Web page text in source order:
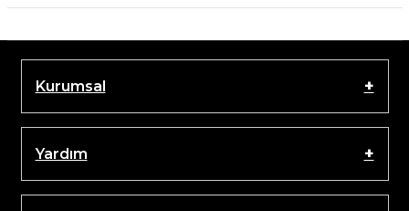
Kurumsal
Yardım